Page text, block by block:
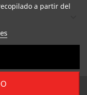

a partir del
los derechos reservados